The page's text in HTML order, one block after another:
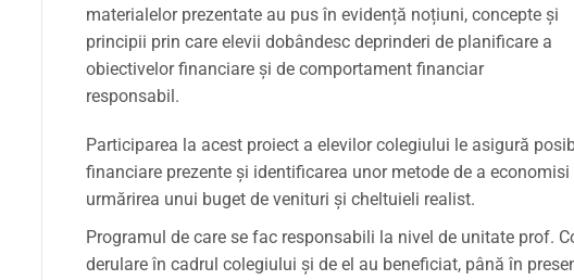
materialelor prezentate au pus în evidență noțiuni, concepte și
principii prin care elevii dobândesc deprinderi de planificare a
obiectivelor financiare și de comportament financiar
responsabil.
Participarea la acest proiect a elevilor colegiului le asigură
financiare prezente și identificarea unor metode de a
urmărirea unui buget de venituri şi cheltuieli realist.
Programul de care se fac responsabili la nivel de unitate prof.
derulare în cadrul colegiului și de el au beneficiat, până în